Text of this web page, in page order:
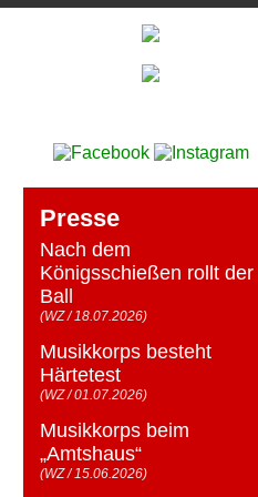
Presse
Nach dem
Königsschießen rollt der
Ball
(WZ / 18.07.2026)
Musikkorps besteht
Härtetest
(WZ / 01.07.2026)
Musikkorps beim
„Amtshaus“
(WZ / 15.06.2026)